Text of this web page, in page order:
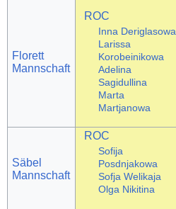
Florett
Mannschaft
ROC
Inna Deriglasowa
Larissa
Korobeinikowa
Adelina
Sagidullina
Marta
Martjanowa
Säbel
Mannschaft
ROC
Sofija
Posdnjakowa
Sofja Welikaja
Olga Nikitina